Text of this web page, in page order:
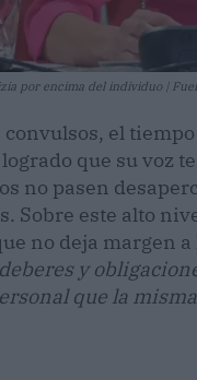
por encima del individuo |
el
que su voz
no pasen
Sobre este alto
no deja margen a
y
que la